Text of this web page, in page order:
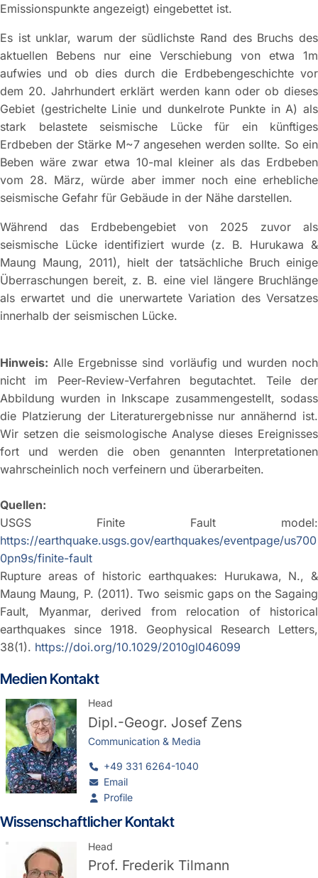
Emissionspunkte angezeigt) eingebettet ist.
Es ist unklar, warum der südlichste Rand des Bruchs des
aktuellen Bebens nur eine Verschiebung von etwa 1m
aufwies und ob dies durch die Erdbebengeschichte vor
dem 20. Jahrhundert erklärt werden kann oder ob dieses
Gebiet (gestrichelte Linie und dunkelrote Punkte in A) als
stark belastete seismische Lücke für ein künftiges
Erdbeben der Stärke M~7 angesehen werden sollte. So ein
Beben wäre zwar etwa 10-mal kleiner als das Erdbeben
vom 28. März, würde aber immer noch eine erhebliche
seismische Gefahr für Gebäude in der Nähe darstellen.
Während das Erdbebengebiet von 2025 zuvor als
seismische Lücke identifiziert wurde (z. B. Hurukawa &
Maung Maung, 2011), hielt der tatsächliche Bruch einige
Überraschungen bereit, z. B. eine viel längere Bruchlänge
als erwartet und die unerwartete Variation des Versatzes
innerhalb der seismischen Lücke.
Hinweis: Alle Ergebnisse sind vorläufig und wurden noch
nicht im Peer-Review-Verfahren begutachtet. Teile der
Abbildung wurden in Inkscape zusammengestellt, sodass
die Platzierung der Literaturergebnisse nur annähernd ist.
Wir setzen die seismologische Analyse dieses Ereignisses
fort und werden die oben genannten Interpretationen
wahrscheinlich noch verfeinern und überarbeiten.
Quellen:
USGS Finite Fault model:
https://earthquake.usgs.gov/earthquakes/eventpage/us700
0pn9s/finite-fault
Rupture areas of historic earthquakes: Hurukawa, N., &
Maung Maung, P. (2011). Two seismic gaps on the Sagaing
Fault, Myanmar, derived from relocation of historical
earthquakes since 1918. Geophysical Research Letters,
38(1). https://doi.org/10.1029/2010gl046099
Medien Kontakt
Head
Dipl.-Geogr. Josef Zens
Communication & Media
+49 331 6264-1040
Email
Profile
Wissenschaftlicher Kontakt
Head
Prof. Frederik Tilmann